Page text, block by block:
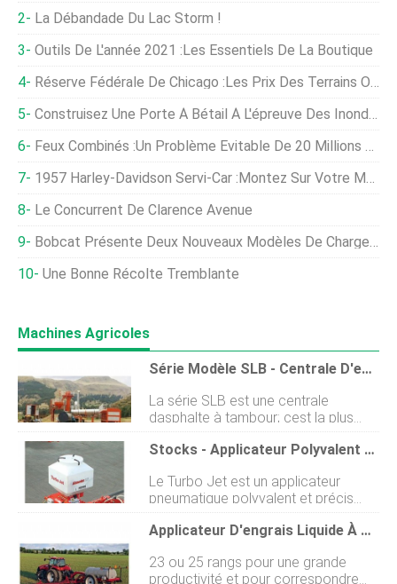
La Débandade Du Lac Storm !
Outils De L'année 2021 :les Essentiels De La Boutique
Réserve Fédérale De Chicago :les Prix Des Terrains Ont Bondi De 18 % L'an Dernier
Construisez Une Porte À Bétail À L'épreuve Des Inondations
Feux Combinés :un Problème Évitable De 20 Millions De Dollars
1957 Harley-Davidson Servi-Car :Montez Sur Votre Mauvais Scooter Et… Livrez Du Lait ?
Le Concurrent De Clarence Avenue
Bobcat Présente Deux Nouveaux Modèles De Chargeuses Sur Pneus Compactes
Une Bonne Récolte Tremblante
Machines Agricoles
Série Modèle SLB - Centrale D'enrobage Mobile
La série SLB est une centrale
dasphalte à tambour; cest la plus
petite de toutes les usines dasphalte
fabriquées par les machines Hengrui.
petite taille, structure compacte et
relocalisation facile. La sortie de la
centrale denrobage SLB est de 8 ̴
30tph, il est principalement utilisé
dans les projets dentretien des
routes et les projets de construction
Stocks - Applicateur Polyvalent Turbo Jet
Le Turbo Jet est un applicateur
pneumatique polyvalent et précis
pour doser et étaler la plupart des
petits produits, une machine idéale
appliquer des cultures de couverture
Applicateur D'engrais Liquide À Traction Nutri-Placer 920
23 ou 25 rangs pour une grande
productivité et pour correspondre